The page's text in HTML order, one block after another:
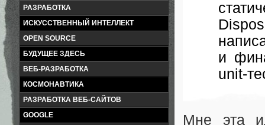
РАЗРАБОТКА
ИСКУССТВЕННЫЙ ИНТЕЛЛЕКТ
OPEN SOURCE
БУДУЩЕЕ ЗДЕСЬ
ВЕБ-РАЗРАБОТКА
КОСМОНАВТИКА
РАЗРАБОТКА ВЕБ-САЙТОВ
GOOGLE
и
unit-
Мне эта